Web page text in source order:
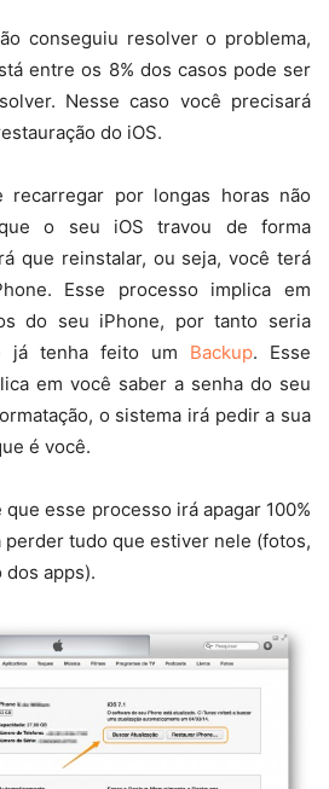
conseguiu resolver o problema,
entre os 8% dos casos pode ser
Nesse caso você precisará
do iOS.
por longas horas não
o seu iOS travou de forma
que reinstalar, ou seja, você terá
Esse processo implica em
do seu iPhone, por tanto seria
já tenha feito um Backup. Esse
em você saber a senha do seu
o sistema irá pedir a sua
é você.
esse processo irá apagar 100%
tudo que estiver nele (fotos,
apps).